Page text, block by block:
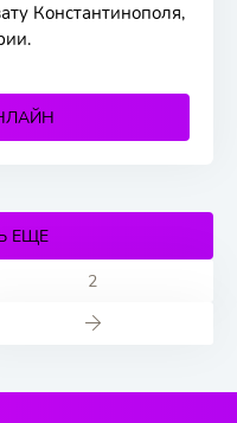
Константинополя,
ЕЩЕ
2